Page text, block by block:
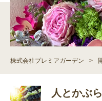
株式会社プレミアガーデン >
人とかぶ